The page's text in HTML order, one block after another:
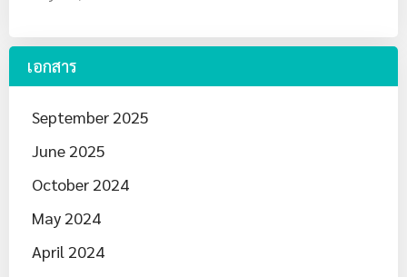
เอกสาร
September 2025
June 2025
October 2024
May 2024
April 2024